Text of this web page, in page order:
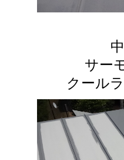
サー
クール